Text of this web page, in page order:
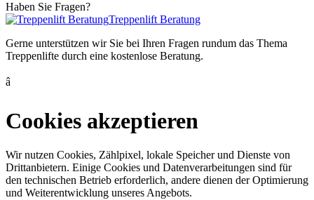
Haben Sie Fragen?
Treppenlift Beratung
Gerne unterstützen wir Sie bei Ihren Fragen rundum das Thema
Treppenlifte durch eine kostenlose Beratung.
â
Cookies akzeptieren
Wir nutzen Cookies, Zählpixel, lokale Speicher und Dienste von
Drittanbietern. Einige Cookies und Datenverarbeitungen sind für
den technischen Betrieb erforderlich, andere dienen der Optimierung
und Weiterentwicklung unseres Angebots.